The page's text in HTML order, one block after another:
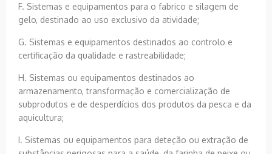
F. Sistemas e equipamentos para o fabrico e silagem de
gelo, destinado ao uso exclusivo da atividade;
G. Sistemas e equipamentos destinados ao controlo e
certificação da qualidade e rastreabilidade;
H. Sistemas ou equipamentos destinados ao
armazenamento, transformação e comercialização de
subprodutos e de desperdícios dos produtos da pesca e da
aquicultura;
I. Sistemas ou equipamentos para deteção ou extração de